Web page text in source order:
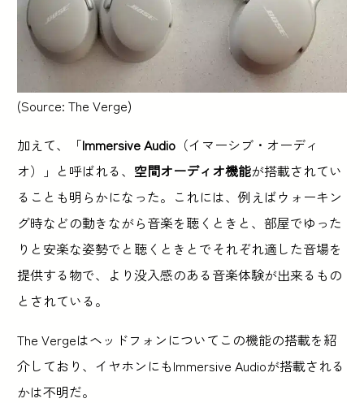
(Source: The Verge)
加えて、「Immersive Audio （イマーシブ・オーディ
オ）」と呼ばれる、 空間オーディオ機能が搭載されてい
ることも明らかになった。これには、例えばウォーキン
グ時などの動きながら音楽を聴くときと、部屋でゆった
りと安楽な姿勢でと聴くときとでそれぞれ適した音場を
提供する物で、より没入感のある音楽体験が出来るもの
とされている。
The Vergeはヘッドフォンについてこの機能の搭載を紹
介しており、イヤホンにもImmersive Audioが搭載される
かは不明だ。